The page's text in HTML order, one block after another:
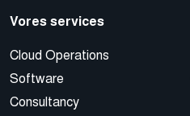
Vores services
Cloud Operations
Software
Consultancy